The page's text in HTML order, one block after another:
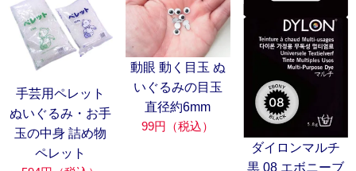
手芸用ペレット
ぬいぐるみ・お手
玉の中身 詰め物
ペレット
動眼 動く目玉 ぬ
いぐるみの目玉
直径約6mm
99円（税込）
ダイロンマルチ
黒 08 エボニーブ